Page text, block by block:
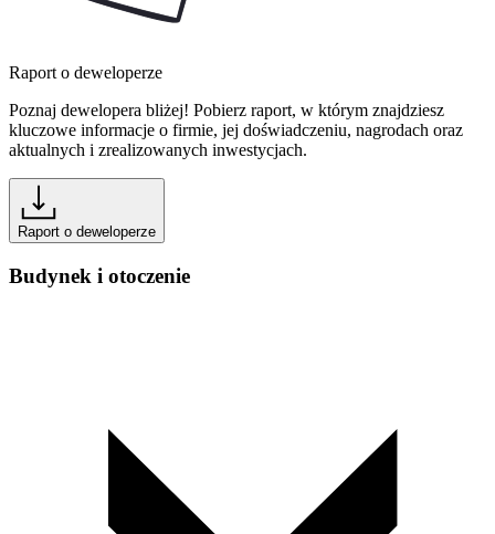
Raport o deweloperze
Poznaj dewelopera bliżej! Pobierz raport, w którym znajdziesz
kluczowe informacje o firmie, jej doświadczeniu, nagrodach oraz
aktualnych i zrealizowanych inwestycjach.
Raport o deweloperze
Budynek i otoczenie